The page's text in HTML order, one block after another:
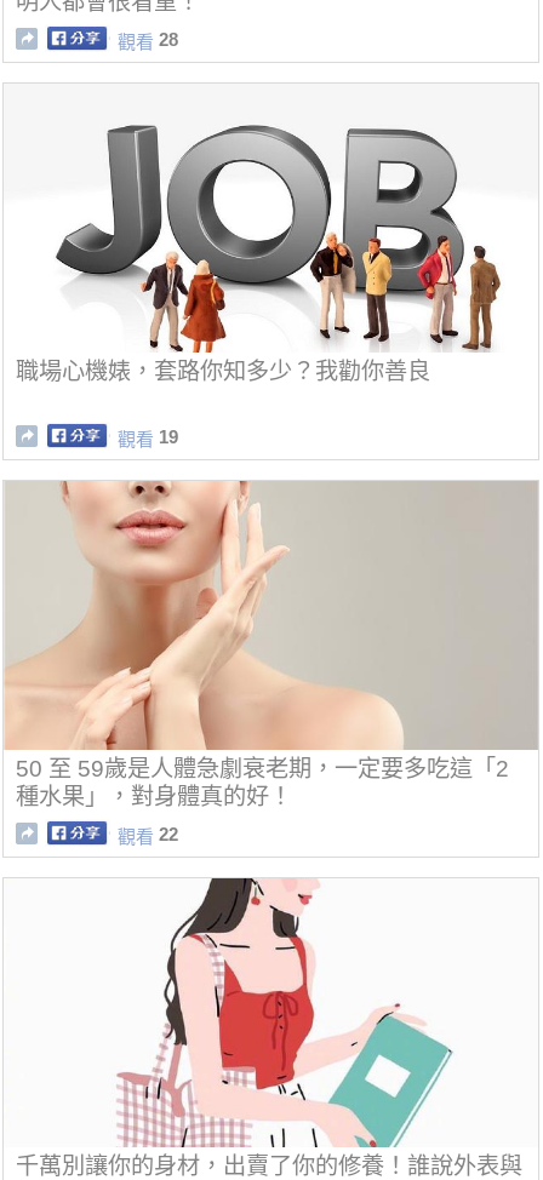
觀看 28
職場心機婊，套路你知多少？我勸你善良
觀看 19
50 至 59歲是人體急劇衰老期，一定要多吃這「2
種水果」，對身體真的好！
觀看 22
千萬別讓你的身材，出賣了你的修養！誰說外表與